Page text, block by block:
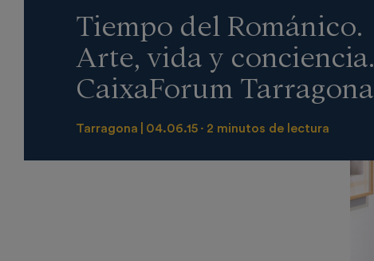
Tiempo del Románico.
Arte, vida y conciencia.
CaixaForum Tarragona
Tarragona 04.06.15 2 minutos de lectura